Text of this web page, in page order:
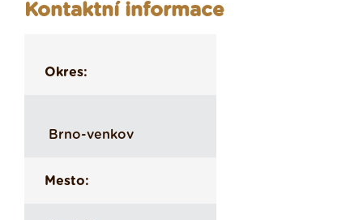
Kontaktní informace
Okres:
Brno-venkov
Mesto: